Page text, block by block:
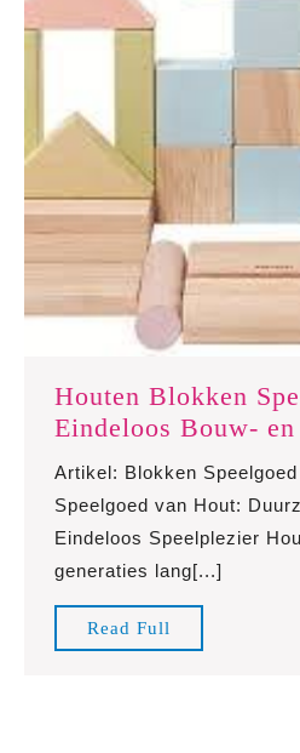
Houten Blokken
Eindeloos Bouw-
Artikel: Blokken
Speelgoed van Hout:
Eindeloos Speelplezier
generaties lang[...]
Read Full
Full